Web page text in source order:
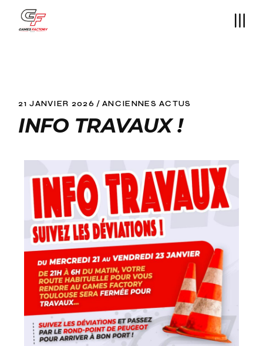
21 JANVIER 2026 ANCIENNES ACTUS
INFO TRAVAUX !